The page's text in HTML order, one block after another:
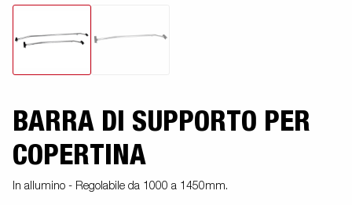
BARRA DI SUPPORTO PER
COPERTINA
In allumino - Regolabile da 1000 a 1450mm.